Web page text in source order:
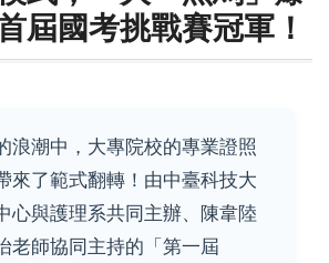
屆國考挑戰賽冠軍！
浪潮中，大專院校的專業證照
來了範式翻轉！由中臺科技大
心與護理系共同主辦、陳韋陸
老師協同主持的「第一屆